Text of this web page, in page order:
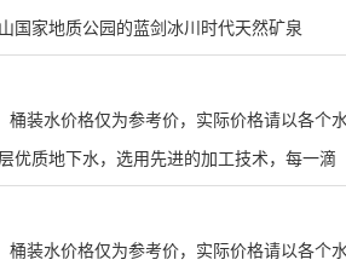
国家地质公园的蓝剑冰川时代天然矿泉
装水价格仅为参考价，实际价格请以各个
优质地下水，选用先进的加工技术，每一滴
装水价格仅为参考价，实际价格请以各个